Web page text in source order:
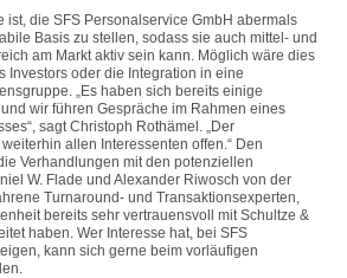
ist, die SFS Personalservice GmbH abermals
Basis zu stellen, sodass sie auch mittel- und
am Markt aktiv sein kann. Möglich wäre dies
Investors oder die Integration in eine
„Es haben sich bereits einige
wir führen Gespräche im Rahmen eines
sagt Christoph Rothämel. „Der
allen Interessenten offen.“ Den
Verhandlungen mit den potenziellen
W. Flade und Alexander Riwosch von der
Turnaround- und Transaktionsexperten,
bereits sehr vertrauensvoll mit Schultze &
haben. Wer Interesse hat, bei SFS
kann sich gerne beim vorläufigen